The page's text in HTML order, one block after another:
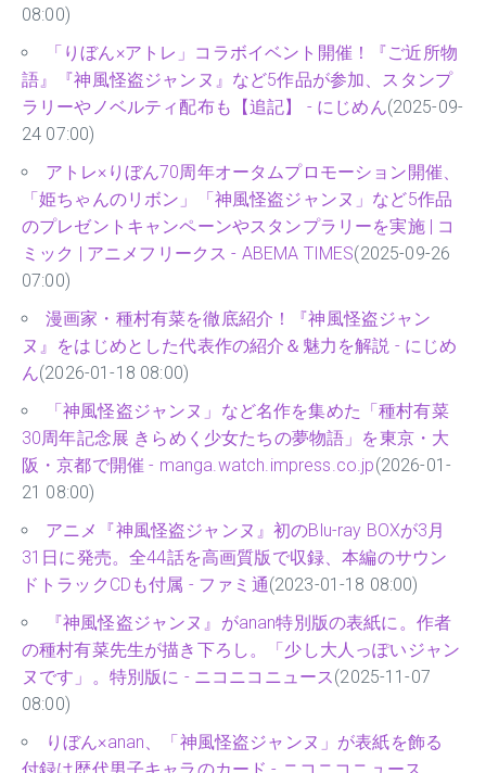
08:00)
「りぼん×アトレ」コラボイベント開催！『ご近所物
語』『神風怪盗ジャンヌ』など5作品が参加、スタンプ
ラリーやノベルティ配布も【追記】 - にじめん(2025-09-
24 07:00)
アトレ×りぼん70周年オータムプロモーション開催、
「姫ちゃんのリボン」「神風怪盗ジャンヌ」など5作品
のプレゼントキャンペーンやスタンプラリーを実施 | コ
ミック | アニメフリークス - ABEMA TIMES(2025-09-26
07:00)
漫画家・種村有菜を徹底紹介！『神風怪盗ジャン
ヌ』をはじめとした代表作の紹介＆魅力を解説 - にじめ
ん(2026-01-18 08:00)
「神風怪盗ジャンヌ」など名作を集めた「種村有菜
30周年記念展 きらめく少女たちの夢物語」を東京・大
阪・京都で開催 - manga.watch.impress.co.jp(2026-01-
21 08:00)
アニメ『神風怪盗ジャンヌ』初のBlu-ray BOXが3月
31日に発売。全44話を高画質版で収録、本編のサウン
ドトラックCDも付属 - ファミ通(2023-01-18 08:00)
『神風怪盗ジャンヌ』がanan特別版の表紙に。作者
の種村有菜先生が描き下ろし。「少し大人っぽいジャン
ヌです」。特別版に - ニコニコニュース(2025-11-07
08:00)
りぼん×anan、「神風怪盗ジャンヌ」が表紙を飾る